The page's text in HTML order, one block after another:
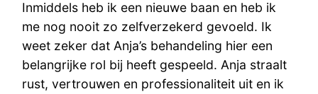
Inmiddels heb ik een nieuwe baan en heb ik
me nog nooit zo zelfverzekerd gevoeld. Ik
weet zeker dat Anja’s behandeling hier een
belangrijke rol bij heeft gespeeld. Anja straalt
rust, vertrouwen en professionaliteit uit en ik